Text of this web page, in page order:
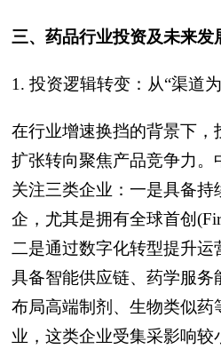
三、药品行业投资及未来发
1. 投资逻辑转变：从“渠道
在行业增速换挡的背景下，
扩张转向聚焦产品竞争力。
关注三类企业：一是具备
企，尤其是拥有全球首创
二是通过数字化转型提升运
具备智能供应链、药学服务
布局高端制剂、生物类似药
业，这类企业受集采影响